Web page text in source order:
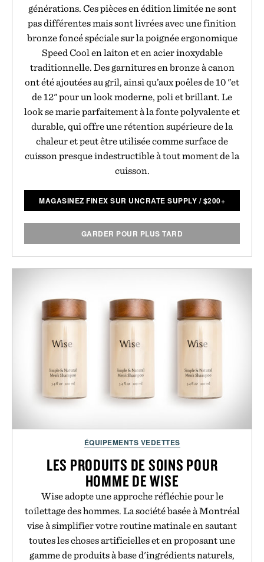
générations. Ces pièces en édition limitée ne sont
pas différentes mais sont livrées avec une finition
bronze foncé spéciale sur la poignée ergonomique
Speed Cool en laiton et en acier inoxydable
traditionnelle. Des garnitures en bronze à canon
ont été ajoutées au gril, ainsi qu’aux poêles de 10 "et
de 12" pour un look moderne, poli et brillant. Le
look se marie parfaitement à la fonte polyvalente et
durable, qui offre une rétention supérieure de la
chaleur et peut être utilisée comme surface de
cuisson presque indestructible à tout moment de la
cuisson.
MAGASINEZ FINEX SUR UNCRATE SUPPLY /$200+
GARDER POUR PLUS TARD
ÉQUIPEMENTS VEDETTES
LES PRODUITS DE SOINS POUR
HOMME DE WISE
Wise adopte une approche réfléchie pour le
toilettage des hommes. La société basée à Montréal
vise à simplifier votre routine matinale en sautant
toutes les choses artificielles et en proposant une
gamme de produits à base d'ingrédients naturels,